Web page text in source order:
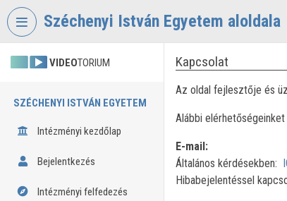
Fejléc kihagyása
Széchenyi István Egyetem aloldala
VIDEOTORIUM
SZÉCHENYI ISTVÁN EGYETEM
Intézményi kezdőlap
Bejelentkezés
Intézményi felfedezés
Kapcsolat
Az oldal fejlesztője és
Alábbi
E-mail:
Általános kérdésekben:
Hibabejelentéssel